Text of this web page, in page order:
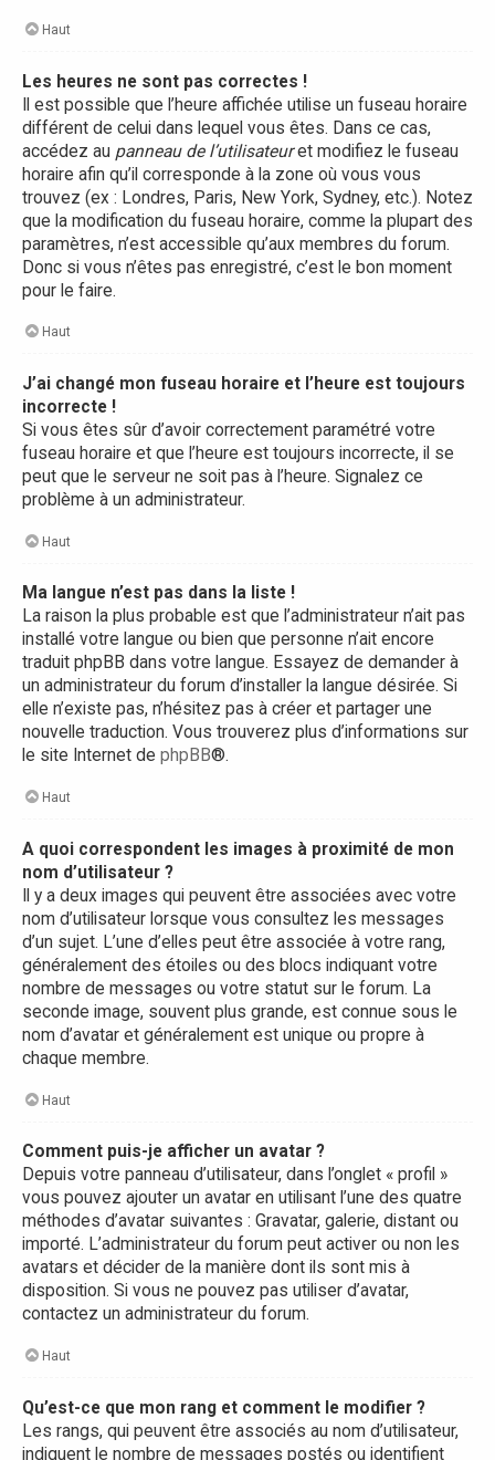
Haut
Les heures ne sont pas correctes !
Il est possible que l’heure affichée utilise un fuseau horaire
différent de celui dans lequel vous êtes. Dans ce cas,
accédez au panneau de l’utilisateuret modifiez le fuseau
horaire afin qu’il corresponde à la zone où vous vous
trouvez (ex : Londres, Paris, New York, Sydney, etc.). Notez
que la modification du fuseau horaire, comme la plupart des
paramètres, n’est accessible qu’aux membres du forum.
Donc si vous n’êtes pas enregistré, c’est le bon moment
pour le faire.
Haut
J’ai changé mon fuseau horaire et l’heure est toujours
incorrecte !
Si vous êtes sûr d’avoir correctement paramétré votre
fuseau horaire et que l’heure est toujours incorrecte, il se
peut que le serveur ne soit pas à l’heure. Signalez ce
problème à un administrateur.
Haut
Ma langue n’est pas dans la liste !
La raison la plus probable est que l’administrateur n’ait pas
installé votre langue ou bien que personne n’ait encore
traduit phpBB dans votre langue. Essayez de demander à
un administrateur du forum d’installer la langue désirée. Si
elle n’existe pas, n’hésitez pas à créer et partager une
nouvelle traduction. Vous trouverez plus d’informations sur
le site Internet de phpBB®.
Haut
A quoi correspondent les images à proximité de mon
nom d’utilisateur ?
Il y a deux images qui peuvent être associées avec votre
nom d’utilisateur lorsque vous consultez les messages
d’un sujet. L’une d’elles peut être associée à votre rang,
généralement des étoiles ou des blocs indiquant votre
nombre de messages ou votre statut sur le forum. La
seconde image, souvent plus grande, est connue sous le
nom d’avatar et généralement est unique ou propre à
chaque membre.
Haut
Comment puis-je afficher un avatar ?
Depuis votre panneau d’utilisateur, dans l’onglet « profil »
vous pouvez ajouter un avatar en utilisant l’une des quatre
méthodes d’avatar suivantes : Gravatar, galerie, distant ou
importé. L’administrateur du forum peut activer ou non les
avatars et décider de la manière dont ils sont mis à
disposition. Si vous ne pouvez pas utiliser d’avatar,
contactez un administrateur du forum.
Haut
Qu’est-ce que mon rang et comment le modifier ?
Les rangs, qui peuvent être associés au nom d’utilisateur,
indiquent le nombre de messages postés ou identifient